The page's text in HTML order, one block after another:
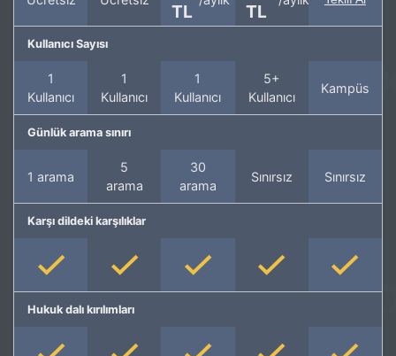
TL
TL
Kullanıcı Sayısı
1
Kullanıcı
1
Kullanıcı
1
Kullanıcı
5+
Kullanıcı
Kampüs
Günlük arama sınırı
1 arama
5
arama
30
arama
Sınırsız Sınırsız
Karşı dildeki karşılıklar
Hukuk dalı kırılımları